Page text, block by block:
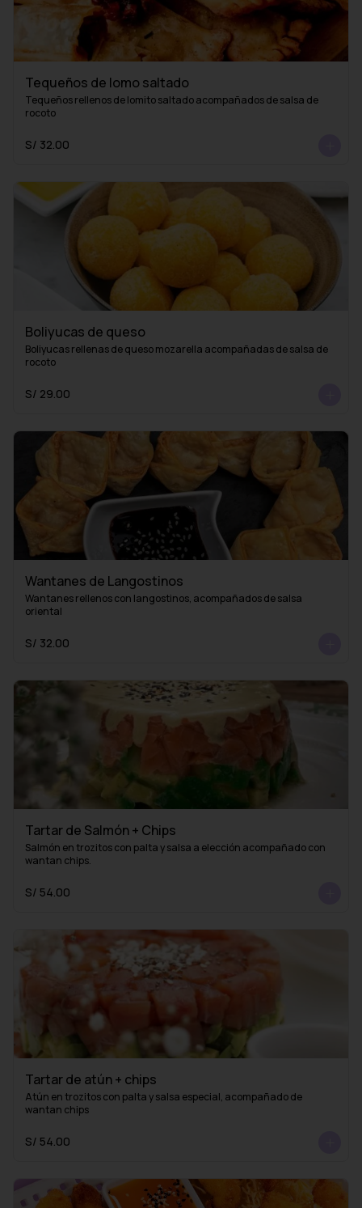
Tequeños de lomo saltado
Tequeños rellenos de lomito saltado acompañados de salsa de
rocoto
S/ 32.00
Boliyucas de queso
Boliyucas rellenas de queso mozarella acompañadas de salsa de
rocoto
S/ 29.00
Wantanes de Langostinos
Wantanes rellenos con langostinos, acompañados de salsa
oriental
S/ 32.00
Tartar de Salmón + Chips
Salmón en trozitos con palta y salsa a elección acompañado con
wantan chips.
S/ 54.00
Tartar de atún + chips
Atún en trozitos con palta y salsa especial, acompañado de
wantan chips
S/ 54.00